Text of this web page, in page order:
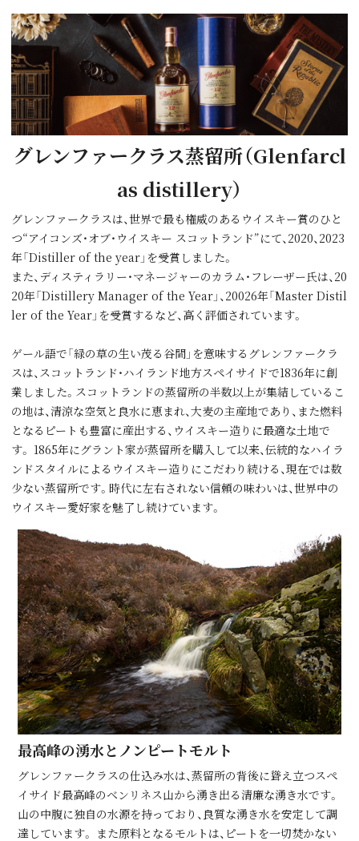
グレンファークラス蒸留所（Glenfarcl
as distillery）
グレンファークラスは、世界で最も権威のあるウイスキー賞のひと
つ“アイコンズ・オブ・ウイスキー スコットランド”にて、2020、2023
年「Distiller of the year」を受賞しました。
また、ディスティラリー・マネージャーのカラム・フレーザー氏は、20
20年「Distillery Manager of the Year」、20026年「Master Distil
ler of the Year」を受賞するなど、高く評価されています。
ゲール語で「緑の草の⽣い茂る⾕間」を意味するグレンファークラ
スは、スコットランド・ハイランド地⽅スペイサイドで1836年に創
業しました。スコットランドの蒸留所の半数以上が集結しているこ
の地は、清涼な空気と良⽔に恵まれ、⼤⻨の主産地であり、また燃料
となるピートも豊富に産出する、ウイスキー造りに最適な⼟地で
す。 1865年にグラント家が蒸留所を購⼊して以来、伝統的なハイラ
ンドスタイルによるウイスキー造りにこだわり続ける、現在では数
少ない蒸留所です。時代に左右されない信頼の味わいは、世界中の
ウイスキー愛好家を魅了し続けています。
最⾼峰の湧⽔とノンピートモルト
グレンファークラスの仕込み水は、蒸留所の背後に聳え立つスペ
イサイド最高峰のベンリネス山から湧き出る清廉な湧き水です。
山の中腹に独自の水源を持っており、良質な湧き水を安定して調
達しています。 また原料となるモルトは、ピートを一切焚かない